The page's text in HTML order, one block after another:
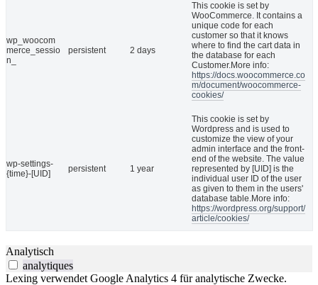
wp_woocom
merce_sessio
n_
persistent 2 days
This cookie is set by
WooCommerce. It contains a
unique code for each
customer so that it knows
where to find the cart data in
the database for each
Customer.More info:
https://docs.woocommerce.co
m/document/woocommerce-
cookies/
wp-settings-
{time}-[UID]
persistent 1 year
This cookie is set by
Wordpress and is used to
customize the view of your
admin interface and the front-
end of the website. The value
represented by [UID] is the
individual user ID of the user
as given to them in the users'
database table.More info:
https://wordpress.org/support/
article/cookies/
Analytisch
analytiques
Lexing verwendet Google Analytics 4 für analytische Zwecke.